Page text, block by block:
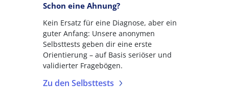
Schon eine Ahnung?
Kein Ersatz für eine Diagnose, aber ein
guter Anfang: Unsere anonymen
Selbsttests geben dir eine erste
Orientierung – auf Basis seriöser und
validierter Fragebögen.
Zu den Selbsttests